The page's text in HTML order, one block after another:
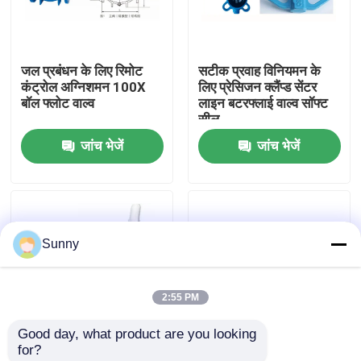
कारखाने का दौरा
गुणवत्ता नियंत्रण
उद्धरण मांगें
अंतर्राष्ट्रीय माल अग्रेषण सेवाएँ
सीमा पार से आपूर्ति
जल प्रबंधन के लिए रिमोट
कंट्रोल अग्निशमन 100X
बॉल फ्लोट वाल्व
जांच भेजें
सटीक प्रवाह विनियमन के
लिए प्रेसिजन क्लैंप्ड सेंटर
लाइन बटरफ्लाई वाल्व सॉफ्ट
सील
जांच भेजें
DN100 रिमोट कंट्रोल बॉल
Sunny
2:55 PM
Good day, what product are you looking
for?